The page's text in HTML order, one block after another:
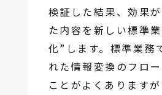
検証した結果、効果
た内容を新しい標準
化”します。標準業務
れた情報変換のフロ
ことがよくあります